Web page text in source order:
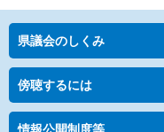
県議会のしくみ
傍聴するには